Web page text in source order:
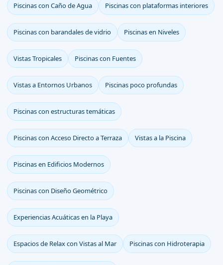
Piscinas con Caño de Agua Piscinas con plataformas interiores
Piscinas con barandales de vidrio Piscinas en Niveles
Vistas Tropicales Piscinas con Fuentes
Vistas a Entornos Urbanos Piscinas poco profundas
Piscinas con estructuras temáticas
Piscinas con Acceso Directo a Terraza Vistas a la Piscina
Piscinas en Edificios Modernos
Piscinas con Diseño Geométrico
Experiencias Acuáticas en la Playa
Espacios de Relax con Vistas al Mar Piscinas con Hidroterapia